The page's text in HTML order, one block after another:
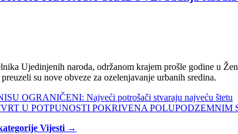
Ujedinjenih naroda, održanom krajem prošle godine u
su nove obveze za ozelenjavanje urbanih sredina.
OGRANIČENI: Najveći potrošači stvaraju najveću štetu
U POTPUNOSTI POKRIVENA POLUPODZEMNIM
Vijesti →